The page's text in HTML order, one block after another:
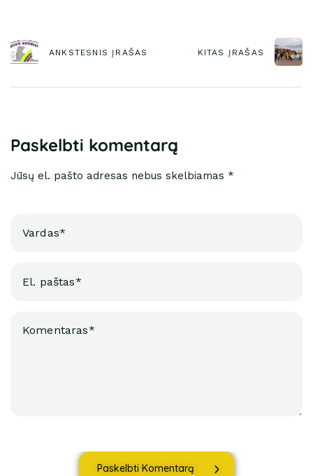
ANKSTESNIS ĮRAŠAS KITAS ĮRAŠAS
Paskelbti komentarą
Jūsų el. pašto adresas nebus skelbiamas *
Paskelbti Komentarą